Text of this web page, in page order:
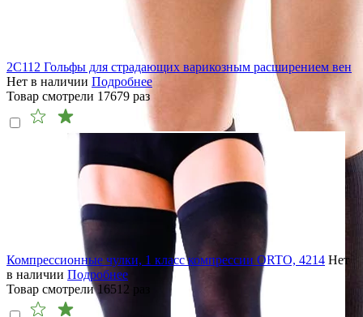
2C112 Гольфы для страдающих варикозным расширением вен
Нет в наличии Подробнее
Товар смотрели 17679 раз
Компрессионные чулки, 1 класс компрессии ORTO, 4214 Нет
в наличии Подробнее
Товар смотрели16512